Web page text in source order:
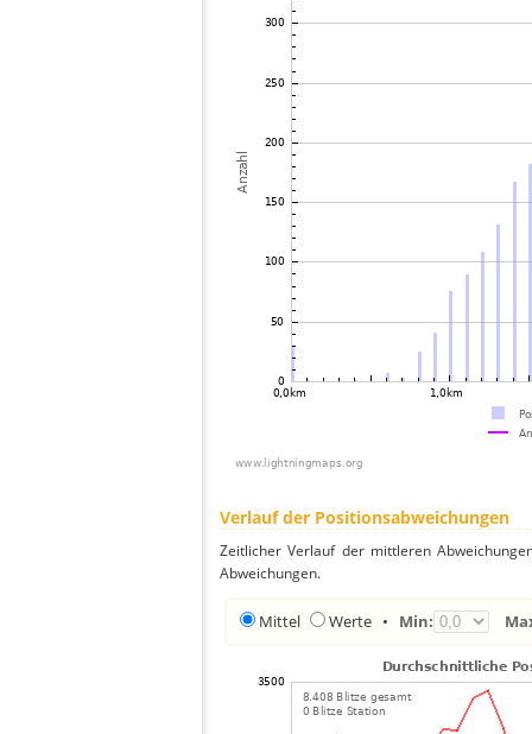
Verlauf der Positionsabweichungen
Zeitlicher Verlauf der mittleren
Abweichungen.
Mittel Werte • Min: